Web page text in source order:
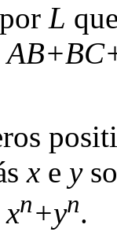
L
x e y
xn+yn.